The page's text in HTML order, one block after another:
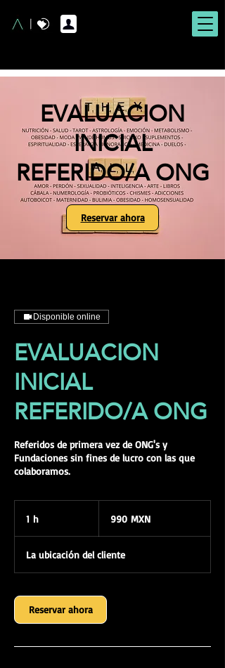
EVALUACION
INICIAL
REFERIDO/A ONG
Reservar ahora
Disponible online
EVALUACION
INICIAL
REFERIDO/A ONG
Referidos de primera vez de ONG's y
Fundaciones sin fines de lucro con las que
colaboramos.
1 h
mexicanos
990 MXN
La ubicación del cliente
Reservar ahora